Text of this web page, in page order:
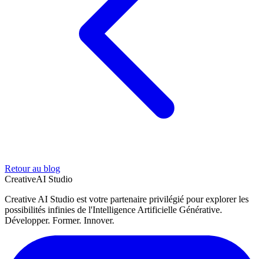
Retour au blog
CreativeAI Studio
Creative AI Studio est votre partenaire privilégié pour explorer les
possibilités infinies de l'Intelligence Artificielle Générative.
Développer. Former. Innover.